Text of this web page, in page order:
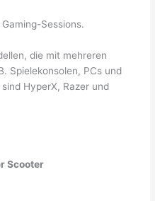
Sessions.
die mit mehreren
Spielekonsolen, PCs und
HyperX, Razer und
Scooter